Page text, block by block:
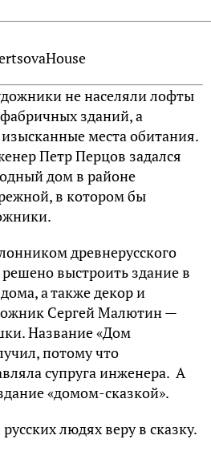
не населяли лофты
зданий, а
места обитания.
Петр Перцов задался
дом в районе
в котором бы
древнерусского
выстроить здание в
а также декор и
Сергей Малютин —
Название «Дом
потому что
супруга инженера. А
«домом-сказкой».
людях веру в сказку.